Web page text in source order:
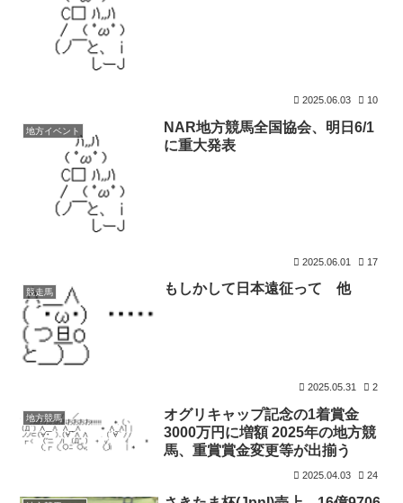
2025.06.03 10
地方イベント
NAR地方競馬全国協会、明日6/1
に重大発表
2025.06.01 17
競走馬 もしかして日本遠征って 他
2025.05.31 2
地方競馬
オグリキャップ記念の1着賞金
3000万円に増額 2025年の地方競
馬、重賞賞金変更等が出揃う
2025.04.03 24